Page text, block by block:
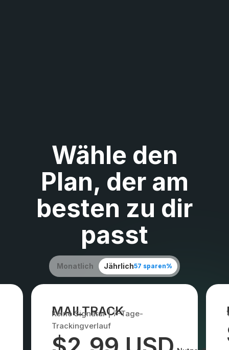
Wähle den
Plan, der am
besten zu dir
passt
Monatlich Jährlich57 sparen%
MAILTRACK
Keine Signatur | 7-Tage-
Trackingverlauf